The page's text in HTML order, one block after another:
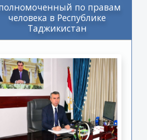
по правам
человека в Республике
Таджикистан